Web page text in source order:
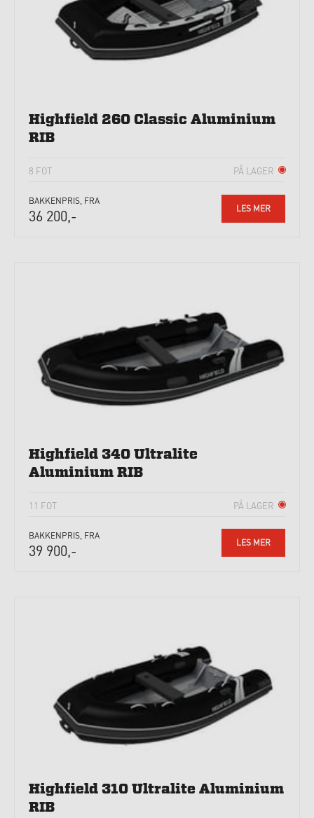
Highfield 260 Classic Aluminium
RIB
8 FOT PÅ LAGER
BAKKENPRIS, FRA
36 200,- LES MER
Highfield 340 Ultralite
Aluminium RIB
11 FOT PÅ LAGER
BAKKENPRIS, FRA
39 900,- LES MER
Highfield 310 Ultralite Aluminium
RIB